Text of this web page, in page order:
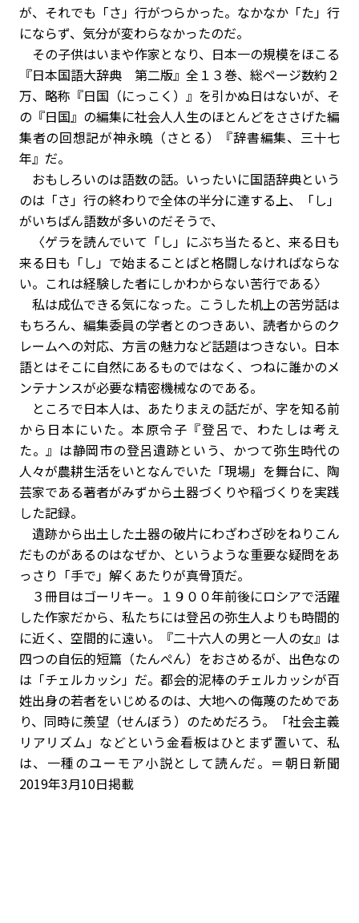
が、それでも「さ」行がつらかった。なかなか「た」行
にならず、気分が変わらなかったのだ。
その子供はいまや作家となり、日本一の規模をほこる
『日本国語大辞典 第二版』全１３巻、総ページ数約２
万、略称『日国（にっこく）』を引かぬ日はないが、そ
の『日国』の編集に社会人人生のほとんどをささげた編
集者の回想記が神永曉（さとる）『辞書編集、三十七
年』だ。
おもしろいのは語数の話。いったいに国語辞典という
のは「さ」行の終わりで全体の半分に達する上、「し」
がいちばん語数が多いのだそうで、
〈ゲラを読んでいて「し」にぶち当たると、来る日も
来る日も「し」で始まることばと格闘しなければならな
い。これは経験した者にしかわからない苦行である〉
私は成仏できる気になった。こうした机上の苦労話は
もちろん、編集委員の学者とのつきあい、読者からのク
レームへの対応、方言の魅力など話題はつきない。日本
語とはそこに自然にあるものではなく、つねに誰かのメ
ンテナンスが必要な精密機械なのである。
ところで日本人は、あたりまえの話だが、字を知る前
から日本にいた。本原令子『登呂で、わたしは考え
た。』は静岡市の登呂遺跡という、かつて弥生時代の
人々が農耕生活をいとなんでいた「現場」を舞台に、陶
芸家である著者がみずから土器づくりや稲づくりを実践
した記録。
遺跡から出土した土器の破片にわざわざ砂をねりこん
だものがあるのはなぜか、というような重要な疑問をあ
っさり「手で」解くあたりが真骨頂だ。
３冊目はゴーリキー。１９００年前後にロシアで活躍
した作家だから、私たちには登呂の弥生人よりも時間的
に近く、空間的に遠い。『二十六人の男と一人の女』は
四つの自伝的短篇（たんぺん）をおさめるが、出色なの
は「チェルカッシ」だ。都会的泥棒のチェルカッシが百
姓出身の若者をいじめるのは、大地への侮蔑のためであ
り、同時に羨望（せんぼう）のためだろう。「社会主義
リアリズム」などという金看板はひとまず置いて、私
は、一種のユーモア小説として読んだ。＝朝日新聞
2019年3月10日掲載